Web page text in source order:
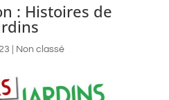
: Histoires de
Non classé